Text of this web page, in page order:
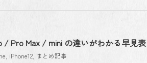
/ Pro Max / mini の違いがわかる早見表
iPhone12 まとめ記事